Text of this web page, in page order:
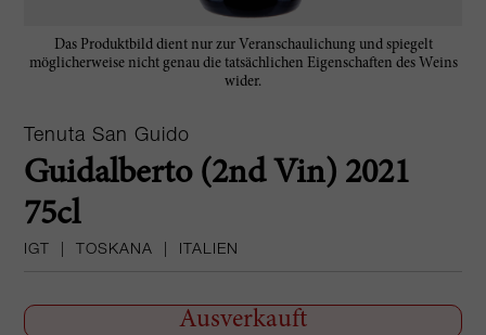
Das Produktbild dient nur zur Veranschaulichung und spiegelt
möglicherweise nicht genau die tatsächlichen Eigenschaften des Weins
wider.
Tenuta San Guido
Guidalberto (2nd Vin) 2021
75cl
IGT TOSKANA ITALIEN
Ausverkauft